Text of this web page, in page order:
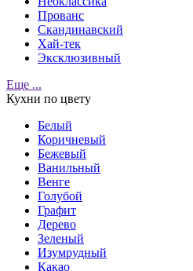
Прованс
Скандинавский
Хай-тек
Эксклюзивный
Еще ...
Кухни по цвету
Белый
Коричневый
Бежевый
Ванильный
Венге
Голубой
Графит
Дерево
Зеленый
Изумрудный
Какао